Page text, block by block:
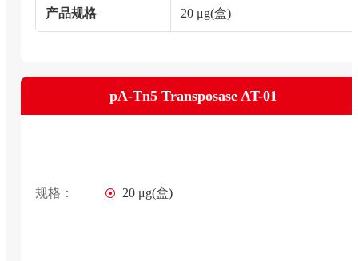
产品规格 20 μg(盒)
pA-Tn5 Transposase AT-01
规格： 20 μg(盒)